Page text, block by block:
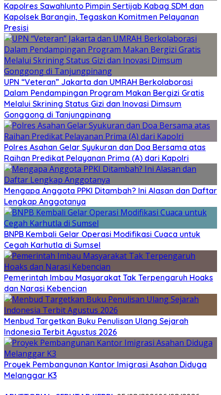
Kapolres Sawahlunto Pimpin Sertijab Kabag SDM dan
Kapolsek Barangin, Tegaskan Komitmen Pelayanan
Presisi
UPN “Veteran” Jakarta dan UMRAH Berkolaborasi
Dalam Pendampingan Program Makan Bergizi Gratis
Melalui Skrining Status Gizi dan Inovasi Dimsum
Gonggong di Tanjungpinang
Polres Asahan Gelar Syukuran dan Doa Bersama atas
Raihan Predikat Pelayanan Prima (A) dari Kapolri
Mengapa Anggota PPKI Ditambah? Ini Alasan dan Daftar
Lengkap Anggotanya
BNPB Kembali Gelar Operasi Modifikasi Cuaca untuk
Cegah Karhutla di Sumsel
Pemerintah Imbau Masyarakat Tak Terpengaruh Hoaks
dan Narasi Kebencian
Menbud Targetkan Buku Penulisan Ulang Sejarah
Indonesia Terbit Agustus 2026
Proyek Pembangunan Kantor Imigrasi Asahan Diduga
Melanggar K3